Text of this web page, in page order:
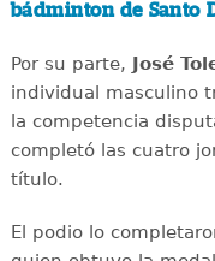
bádminton de Santo
Por su parte, José
individual masculino
la competencia
completó las cuatro
título.
El podio lo